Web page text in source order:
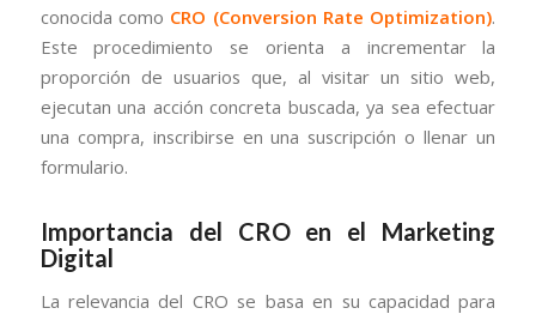
conocida como CRO (Conversion Rate Optimization).
Este procedimiento se orienta a incrementar la
proporción de usuarios que, al visitar un sitio web,
ejecutan una acción concreta buscada, ya sea efectuar
una compra, inscribirse en una suscripción o llenar un
formulario.
Importancia del CRO en el Marketing
Digital
La relevancia del CRO se basa en su capacidad para